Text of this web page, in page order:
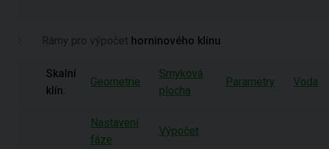
Rámy pro výpočet horninového klínu
Skalní
klín
Geometrie
Smyková
plocha
Parametry Voda
Nastavení
fáze
Výpočet